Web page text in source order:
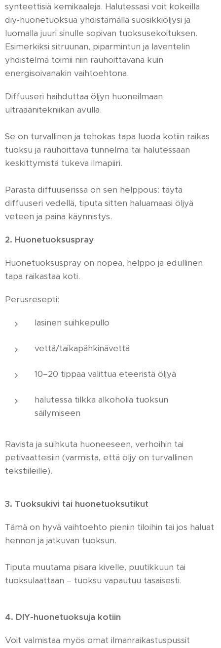
synteettisiä kemikaaleja. Halutessasi voit kokeilla
diy-huonetuoksua yhdistämällä suosikkiöljysi ja
luomalla juuri sinulle sopivan tuoksusekoituksen.
Esimerkiksi sitruunan, piparmintun ja laventelin
yhdistelmä toimii niin rauhoittavana kuin
energisoivanakin vaihtoehtona.
Diffuuseri haihduttaa öljyn huoneilmaan
ultraäänitekniikan avulla.
Se on turvallinen ja tehokas tapa luoda kotiin raikas
tuoksu ja rauhoittava tunnelma tai halutessaan
keskittymistä tukeva ilmapiiri.
Parasta diffuuserissa on sen helppous: täytä
diffuuseri vedellä, tiputa sitten haluamaasi öljyä
veteen ja paina käynnistys.
2. Huonetuoksuspray
Huonetuoksuspray on nopea, helppo ja edullinen
tapa raikastaa koti.
Perusresepti:
lasinen suihkepullo
vettä/taikapähkinävettä
10–20 tippaa valittua eteeristä öljyä
halutessa tilkka alkoholia tuoksun
säilymiseen
Ravista ja suihkuta huoneeseen, verhoihin tai
petivaatteisiin (varmista, että öljy on turvallinen
tekstiileille).
3. Tuoksukivi tai huonetuoksutikut
Tämä on hyvä vaihtoehto pieniin tiloihin tai jos haluat
hennon ja jatkuvan tuoksun.
Tiputa muutama pisara kivelle, puutikkuun tai
tuoksulaattaan – tuoksu vapautuu tasaisesti.
4. DIY-huonetuoksuja kotiin
Voit valmistaa myös omat ilmanraikastuspussit